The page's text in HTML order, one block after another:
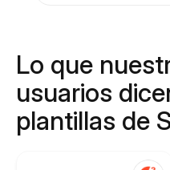
Lo que
usuarios
plantillas de